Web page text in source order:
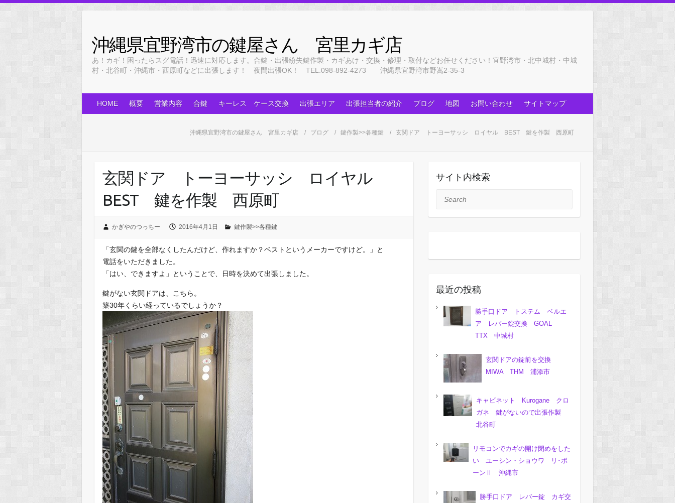
content
沖縄県宜野湾市の鍵屋さん 宮里カギ店
あ！カギ！困ったらスグ電話！迅速に対応します。合鍵・出張紛失鍵作製・カギあけ・交換・修理・取付などお任せください！宜野湾市・北中城村・中城
村・北谷町・沖縄市・西原町などに出張します！ 夜間出張OK！ TEL.098-892-4273 沖縄県宜野湾市野嵩2-35-3
HOME 概要 営業内容 合鍵 キーレス ケース交換 出張エリア 出張担当者の紹介 ブログ 地図 お問い合わせ サイトマップ
沖縄県宜野湾市の鍵屋さん 宮里カギ店 ブログ 鍵作製>>各種鍵 玄関ドア トーヨーサッシ ロイヤル BEST 鍵を作製 西原町
玄関ドア トーヨーサッシ ロイヤル
BEST 鍵を作製 西原町
かぎやのつっちー 2016年4月1日 鍵作製>>各種鍵
「玄関の鍵を全部なくしたんだけど、作れますか？ベストというメーカーですけど。」と
電話をいただきました。
「はい、できますよ」ということで、日時を決めて出張しました。
鍵がない玄関ドアは、こちら。
築30年くらい経っているでしょうか？
サイト内検索
Search
最近の投稿
勝手口ドア トステム ベルエ
ア レバー錠交換 GOAL
TTX 中城村
玄関ドアの錠前を交換
MIWA THM 浦添市
キャビネット Kurogane クロ
ガネ 鍵がないので出張作製
北谷町
リモコンでカギの開け閉めをした
い ユーシン・ショウワ リ･ボ
ーンⅡ 沖縄市
勝手口ドア レバー錠 カギ交